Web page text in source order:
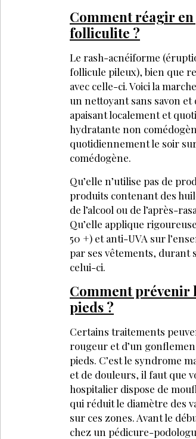
Comment réagir en
folliculite ?
Le rash-acnéiforme
follicule pileux), bien que
avec celle-ci. Voici la
un nettoyant sans savon et
apaisant localement et
hydratante non
quotidiennement le soir
comédogène.
Qu’elle n’utilise pas de
produits contenant des
de l’alcool ou de l’après-
Qu’elle applique
50 +) et anti-UVA sur
par ses vêtements, durant
celui-ci.
Comment prévenir
pieds ?
Certains traitements
rougeur et d’un
pieds. C’est le syndrome
et de douleurs, il faut que
hospitalier dispose de
qui réduit le diamètre des
sur ces zones. Avant le
chez un pédicure-